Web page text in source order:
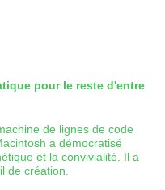
pour le reste d'entre
de lignes de code
a démocratisé
et la convivialité. Il a
de création.